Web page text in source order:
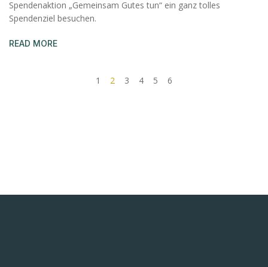
Spendenaktion „Gemeinsam Gutes tun“ ein ganz tolles
Spendenziel besuchen.
READ MORE
1 2 3 4 5 6